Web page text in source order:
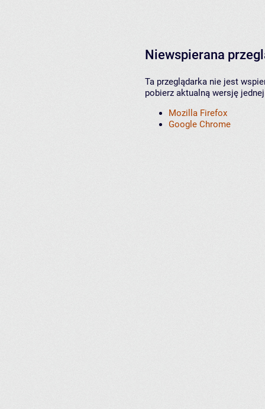
Niewspierana
Ta przeglądarka nie jest
pobierz aktualną wersję
Mozilla Firefox
Google Chrome